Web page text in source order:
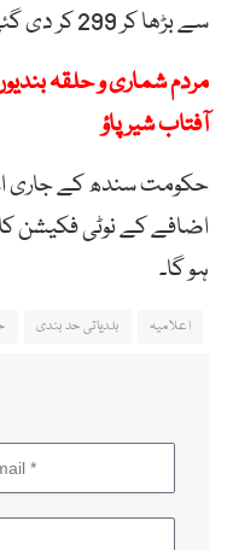
سے بڑھا کر 299 کر دی گئی ہے۔
مردم شماری و حلقہ
آفتاب شیر پاؤ
حکومت سندھ کے جاری
اضافے کے نوٹی فکیشن کا
ہو گا۔
اعلامیہ بلدیاتی حد بندی